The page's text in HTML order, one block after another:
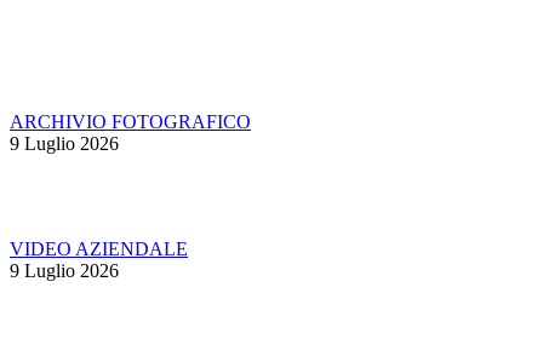
ARCHIVIO FOTOGRAFICO
9 Luglio 2026
VIDEO AZIENDALE
9 Luglio 2026